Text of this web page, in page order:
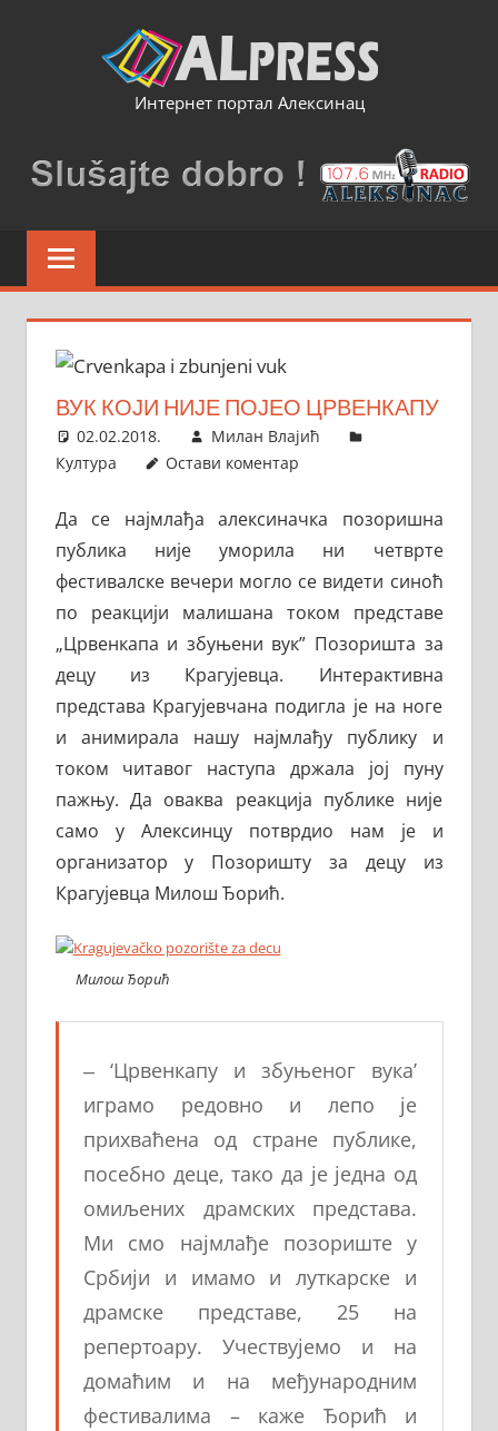
Интернет портал Алексинац
ВУК КОЈИ НИЈЕ ПОЈЕО ЦРВЕНКАПУ
02.02.2018.
Милан Влајић
Култура
Остави коментар
Да се најмлађа алексиначка позоришна
публика није уморила ни четврте
фестивалске вечери могло се видети синоћ
по реакцији малишана током представе
„Црвенкапа и збуњени вук” Позоришта за
децу из Крагујевца. Интерактивна
представа Крагујевчана подигла је на ноге
и анимирала нашу најмлађу публику и
током читавог наступа држала јој пуну
пажњу. Да оваква реакција публике није
само у Алексинцу потврдио нам је и
организатор у Позоришту за децу из
Крагујевца Милош Ђорић.
Милош Ђорић
‒ ‘Црвенкапу и збуњеног вука’
играмо редовно и лепо је
прихваћена од стране публике,
посебно деце, тако да је једна од
омиљених драмских представа.
Ми смо најмлађе позориште у
Србији и имамо и луткарске и
драмске представе, 25 на
репертоару. Учествујемо и на
домаћим и на међународним
фестивалима – каже Ђорић и